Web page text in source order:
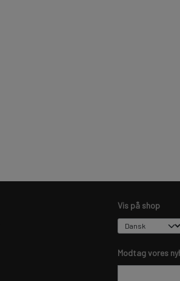
Vis på shop
Modtag vores